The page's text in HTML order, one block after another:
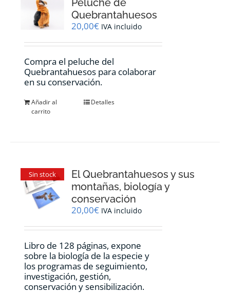
Quebrantahuesos
20,00€ IVA incluido
Compra el peluche del
Quebrantahuesos para colaborar
en su conservación.
Añadir al
carrito
Detalles
Sin stock
El Quebrantahuesos y sus
montañas, biología y
conservación
20,00€ IVA incluido
Libro de 128 páginas, expone
sobre la biología de la especie y
los programas de seguimiento,
investigación, gestión,
conservación y sensibilización.